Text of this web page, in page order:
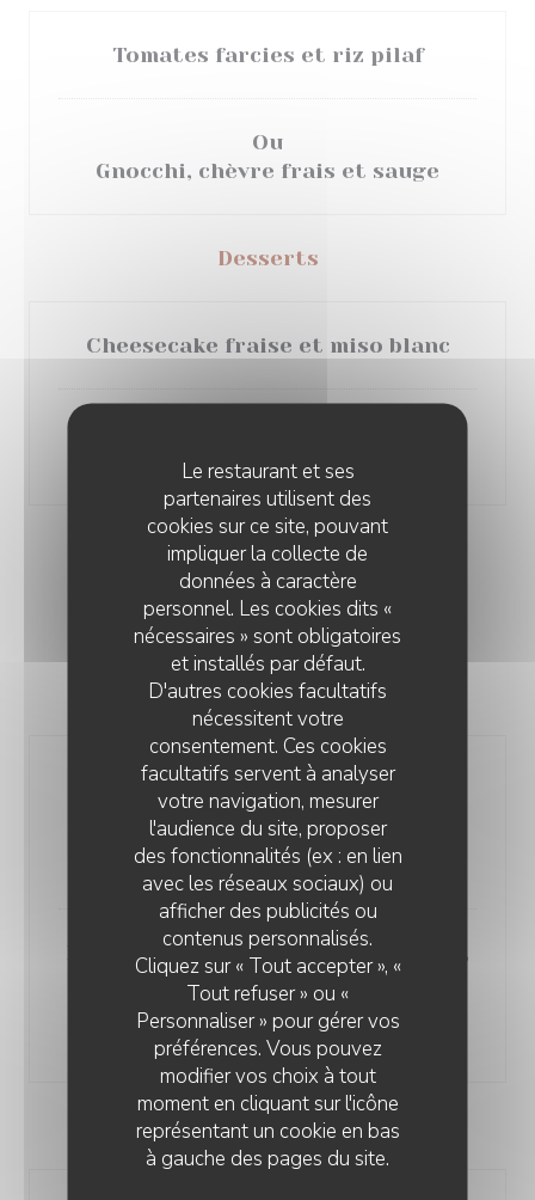
Le restaurant et ses
partenaires utilisent des
cookies sur ce site, pouvant
impliquer la collecte de
données à caractère
personnel. Les cookies dits «
nécessaires » sont obligatoires
et installés par défaut.
D'autres cookies facultatifs
nécessitent votre
consentement. Ces cookies
facultatifs servent à analyser
votre navigation, mesurer
l'audience du site, proposer
des fonctionnalités (ex : en lien
avec les réseaux sociaux) ou
afficher des publicités ou
contenus personnalisés.
Cliquez sur « Tout accepter », «
Tout refuser » ou «
Personnaliser » pour gérer vos
préférences. Vous pouvez
modifier vos choix à tout
moment en cliquant sur l'icône
représentant un cookie en bas
à gauche des pages du site.
Tomates farcies et riz pilaf
Ou
Gnocchi, chèvre frais et sauge
Desserts
Cheesecake fraise et miso blanc
Assiette de Fromage
CARTE DU SOIR
Cuisine d'intuition en fonction du marché
Entrées
Churros de pommes de terre
nouvelles au labneth, vierge de
tomates aux olives
13,00 EUR
Rumsteck d’agneau, sorbet abricot,
harissa et huile de feuilles de
figuier
15,00 EUR
Plats